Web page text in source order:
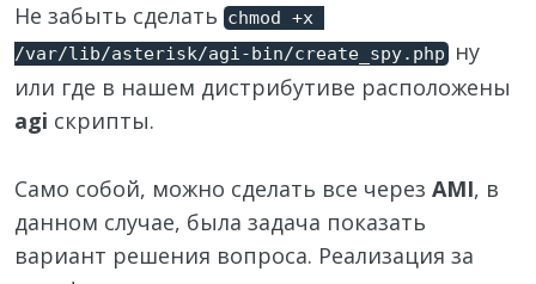
Не забыть сделать chmod +x
/var/lib/asterisk/agi-bin/create_spy.php
ну
или где в нашем дистрибутиве расположены
agi скрипты.
Само собой, можно сделать все через AMI, в
данном случае, была задача показать
вариант решения вопроса. Реализация за